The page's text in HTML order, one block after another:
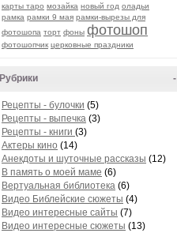
карты таро мозайка новый год оладьи
рамка рамки 9 мая рамки-вырезы для
фотошопа торт фоны фотошоп
фотошопчик церковные праздники
-
Рубрики
Рецепты - булочки (5)
Рецепты - выпечка (3)
Рецепты - книги (3)
Актеры кино (14)
Анекдоты и шуточные рассказы (12)
В память о моей маме (6)
Вертуальная библиотека (6)
Видео Библейские сюжеты (4)
Видео интересные сайты (7)
Видео интересные сюжеты (13)